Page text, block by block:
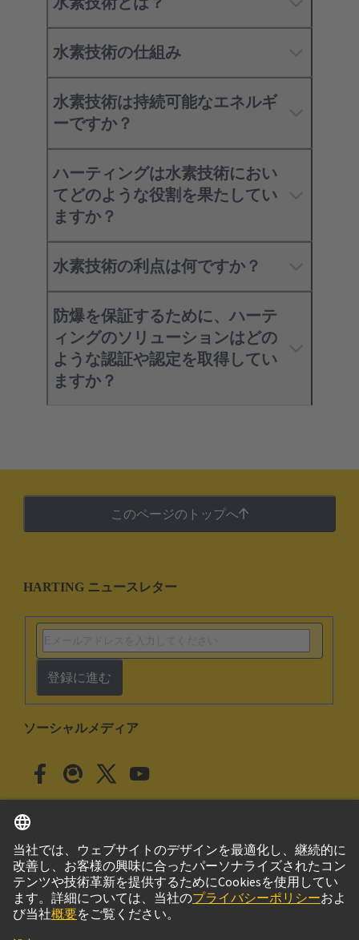
水素技術の仕組み
水素技術は持続可能なエネルギ
ーですか？
ハーティングは水素技術におい
てどのような役割を果たしてい
ますか？
水素技術の利点は何ですか？
防爆を保証するために、ハーテ
ィングのソリューションはどの
ような認証や認定を取得してい
ますか？
このページのトップへ
HARTING ニュースレター
登録に進む
ソーシャルメディア
日本 日本語
© ハーティング株式会社